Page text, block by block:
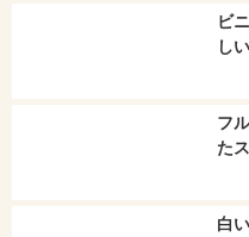
ビ
し
フ
た
白